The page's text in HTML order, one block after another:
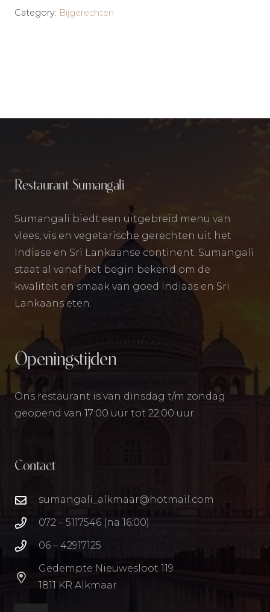
Category: Bijgerechten
Restaurant Sumangali
Sumangali biedt een uitgebreid menu van
vlees, vis en vegetarische gerechten uit het
Indiase en Sri Lankaanse continent. Sumangali
staat al vanaf het begin bekend om de
kwaliteit en smaak van goed Indiaas en Sri
Lankaans eten.
Openingstijden
Ons restaurant is van dinsdag t/m zondag
geopend van 17:00 uur tot 22:00 uur.
Contact
sumangali_alkmaar@hotmail.com
072 – 5117546 (na 16:00)
06 – 42917125
Gedempte Nieuwesloot 119
1811 KR Alkmaar